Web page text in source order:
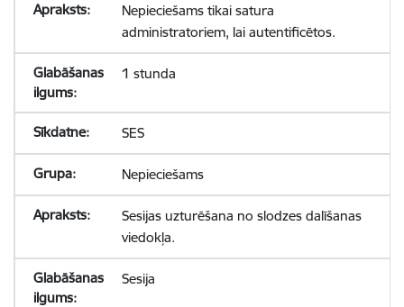
Nepieciešams tikai satura
administratoriem, lai autentificētos.
1 stunda
SES
Nepieciešams
Sesijas uzturēšana no slodzes dalīšanas
viedokļa.
Sesija